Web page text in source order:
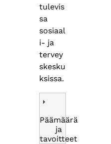
tulevis
sa
sosiaal
i- ja
tervey
skesku
ksissa.
Päämäärä
ja
tavoitteet